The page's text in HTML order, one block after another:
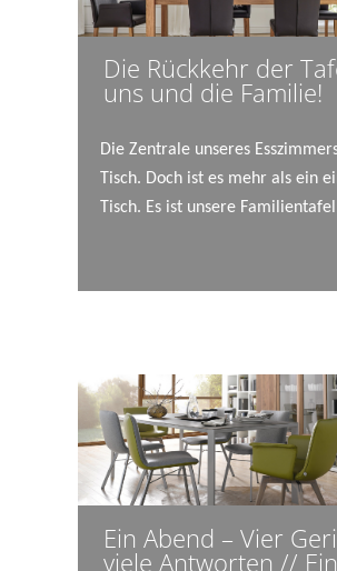
Die Rückkehr der
uns und die Familie!
Die Zentrale unseres
Tisch. Doch ist es mehr als ein
Tisch. Es ist unsere
Ein Abend – Vier
viele Antworten //